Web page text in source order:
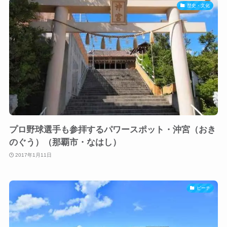
歴史・文化
プロ野球選手も参拝するパワースポット・沖宮（おき
のぐう）（那覇市・なはし）
2017年1月11日
ビーチ